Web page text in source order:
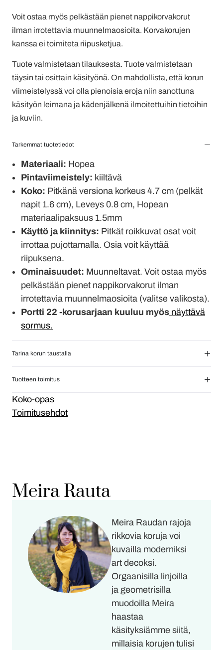
Voit ostaa myös pelkästään pienet nappikorvakorut
ilman irrotettavia muunnelmaosioita. Korvakorujen
kanssa ei toimiteta riipusketjua.
Tuote valmistetaan tilauksesta. Tuote valmistetaan
täysin tai osittain käsityönä. On mahdollista, että korun
viimeistelyssä voi olla pienoisia eroja niin sanottuna
käsityön leimana ja kädenjälkenä ilmoitettuihin tietoihin
ja kuviin.
Tarkemmat tuotetiedot
Materiaali: Hopea
Pintaviimeistely: kiiltävä
Koko: Pitkänä versiona korkeus 4.7 cm (pelkät
napit 1.6 cm), Leveys 0.8 cm, Hopean
materiaalipaksuus 1.5mm
Käyttö ja kiinnitys: Pitkät roikkuvat osat voit
irrottaa pujottamalla. Osia voit käyttää
riipuksena.
Ominaisuudet: Muunneltavat. Voit ostaa myös
pelkästään pienet nappikorvakorut ilman
irrotettavia muunnelmaosioita (valitse valikosta).
Portti 22 -korusarjaan kuuluu myös näyttävä
sormus.
Tarina korun taustalla
Tuotteen toimitus
Koko-opas
Toimitusehdot
Meira Rauta
Meira Raudan rajoja
rikkovia koruja voi
kuvailla moderniksi
art decoksi.
Orgaanisilla linjoilla
ja geometrisilla
muodoilla Meira
haastaa
käsityksiämme siitä,
millaisia korujen tulisi